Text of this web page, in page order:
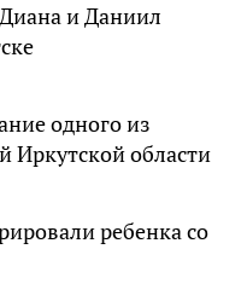
и Даниил
одного из
Иркутской области
ребенка со